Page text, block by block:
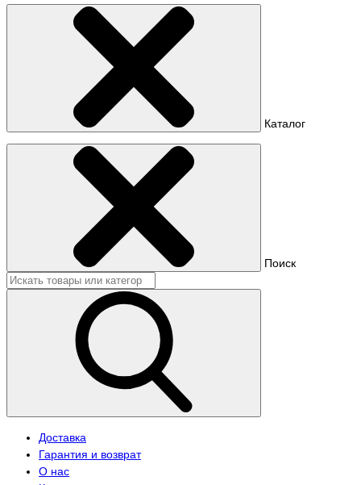
Каталог
Поиск
Доставка
Гарантия и возврат
О нас